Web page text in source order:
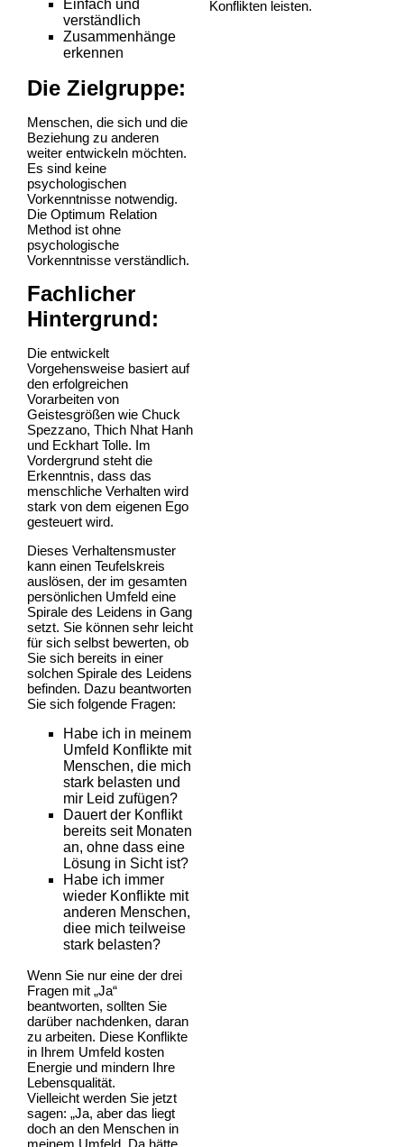
Einfach und
verständlich
Zusammenhänge
erkennen
Die Zielgruppe:
Menschen, die sich und die
Beziehung zu anderen
weiter entwickeln möchten.
Es sind keine
psychologischen
Vorkenntnisse notwendig.
Die Optimum Relation
Method ist ohne
psychologische
Vorkenntnisse verständlich.
Fachlicher
Hintergrund:
Die entwickelt
Vorgehensweise basiert auf
den erfolgreichen
Vorarbeiten von
Geistesgrößen wie Chuck
Spezzano, Thich Nhat Hanh
und Eckhart Tolle. Im
Vordergrund steht die
Erkenntnis, dass das
menschliche Verhalten wird
stark von dem eigenen Ego
gesteuert wird.
Dieses Verhaltensmuster
kann einen Teufelskreis
auslösen, der im gesamten
persönlichen Umfeld eine
Spirale des Leidens in Gang
setzt. Sie können sehr leicht
für sich selbst bewerten, ob
Sie sich bereits in einer
solchen Spirale des Leidens
befinden. Dazu beantworten
Sie sich folgende Fragen:
Habe ich in meinem
Umfeld Konflikte mit
Menschen, die mich
stark belasten und
mir Leid zufügen?
Dauert der Konflikt
bereits seit Monaten
an, ohne dass eine
Lösung in Sicht ist?
Habe ich immer
wieder Konflikte mit
anderen Menschen,
diee mich teilweise
stark belasten?
Wenn Sie nur eine der drei
Fragen mit „Ja“
beantworten, sollten Sie
darüber nachdenken, daran
zu arbeiten. Diese Konflikte
in Ihrem Umfeld kosten
Energie und mindern Ihre
Lebensqualität.
Vielleicht werden Sie jetzt
sagen: „Ja, aber das liegt
doch an den Menschen in
meinem Umfeld. Da hätte
Konflikten leisten.